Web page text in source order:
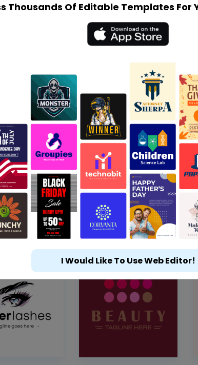
Thousands Of Editable Templates For
I Would Like To Use Web Editor!